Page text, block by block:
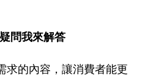
問我來解答
求的內容，讓消費者能更